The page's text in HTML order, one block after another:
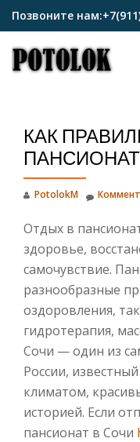
содержимому
Позвоните нам:
КАК
ПАНСИОНАТ
PotolokM
Отдых в
здоровье,
самочувствие.
разнообразные
оздоровления,
гидротерапия,
Сочи — один из
России,
климатом,
историей. Если
пансионат в Сочи